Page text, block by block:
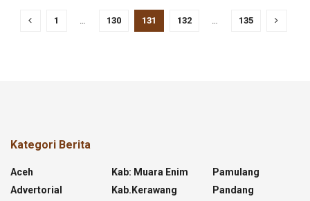
1 130 131 132 135
Kategori Berita
Aceh
Advertorial
Kab: Muara Enim
Kab.kerawang
Pamulang
Pandang